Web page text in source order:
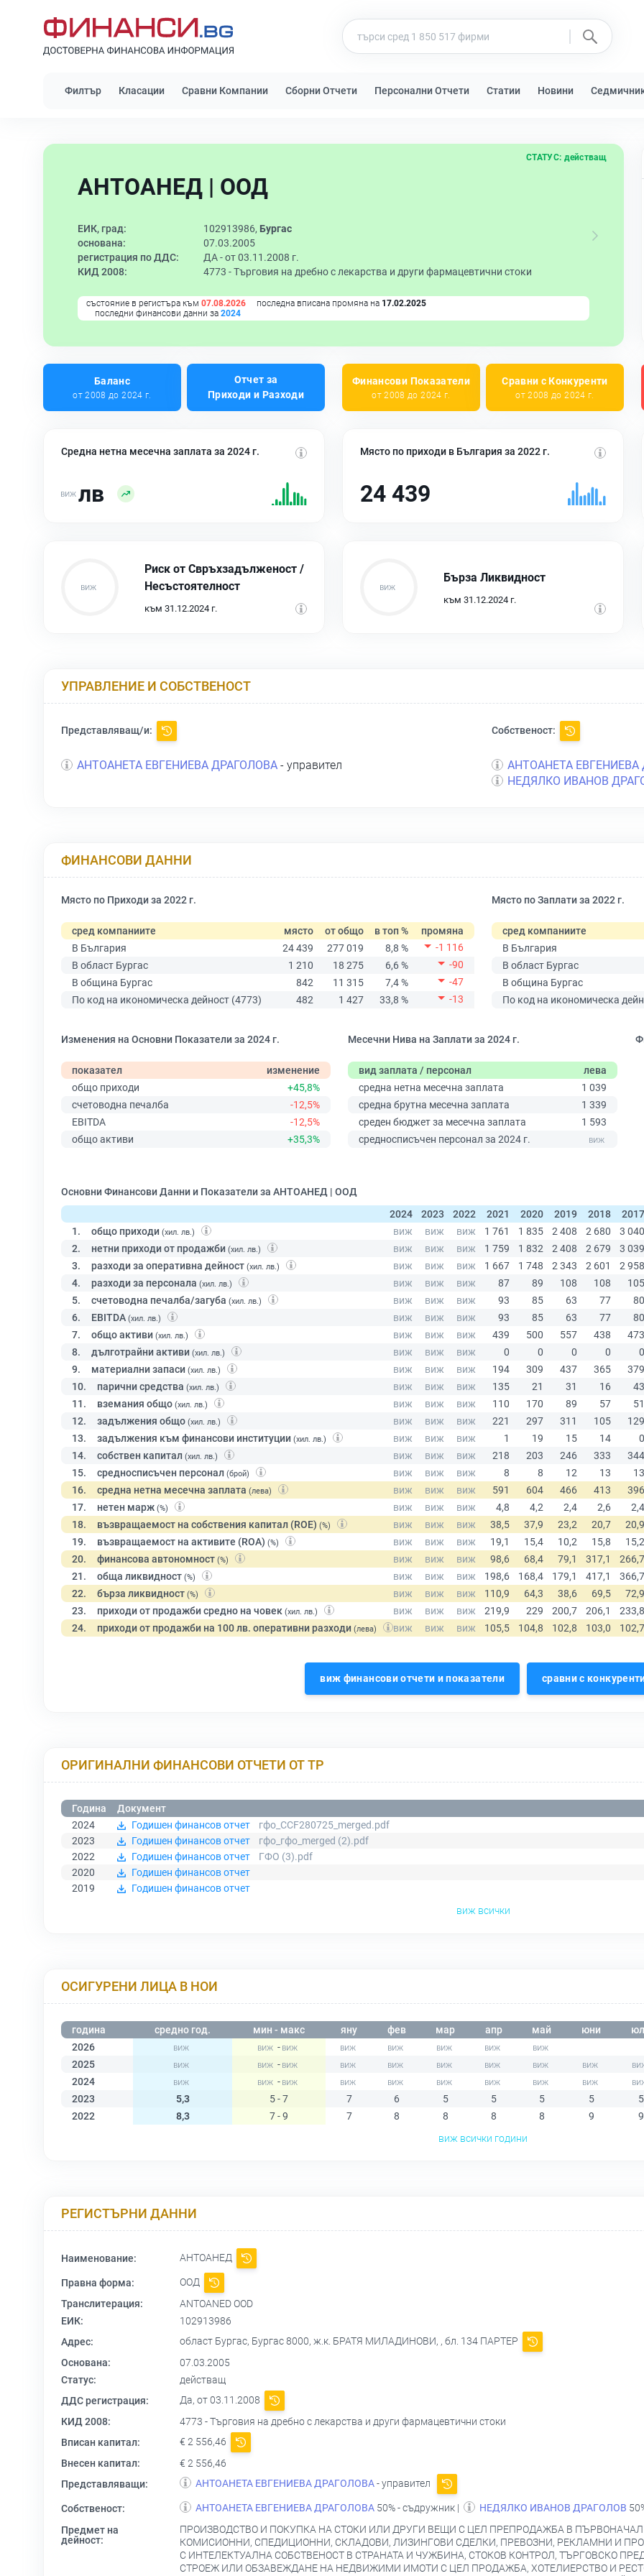
Филтър Класации Сравни Компании Сборни Отчети Персонални Отчети Статии Новини
АНТОАНЕД | ООД
СТАТУС: действащ
ЕИК, град: 102913986, Бургас
основана:
07.03.2005
регистрация по ДДС:
ДА - от 03.11.2008 г.
КИД 2008:
4773 -Търговия на дребно с лекарства и други фармацевтични стоки
състояние в регистъра към 07.08.2026 последна вписана промяна на 17.02.2025
последни финансови данни за 2024
Баланс
от 2008 до 2024 г.
Отчет за
Приходи и Разходи
Финансови Показатели
от 2008 до 2024 г.
Сравни с Конкуренти
от 2008 до 2024 г.
Средна нетна месечна заплата за 2024 г.
лв
Място по приходи в България за 2022 г.
24 439
Риск от Свръхзадълженост /
Несъстоятелност
към 31.12.2024 г.
Бърза Ликвидност
към 31.12.2024 г.
УПРАВЛЕНИЕ И СОБСТВЕНОСТ
Представляващ/и:
АНТОАНЕТА ЕВГЕНИЕВА ДРАГОЛОВА - управител
Собственост:
АНТОАНЕТА ЕВГЕНИЕВА
НЕДЯЛКО ИВАНОВ
ФИНАНСОВИ ДАННИ
Място по Приходи за 2022 г.
сред компаниите място от общо в топ %
промяна
В България
24 439 277 019 8,8 %
-1 116
В област Бургас
1 210 18 275 6,6 %
-90
В община Бургас
842 11 315 7,4 %
-47
По код на икономическа дейност (4773)
482 1 427 33,8 % -13
Място по Заплати за 2022 г.
сред компаниите
В България
В област Бургас
В община Бургас
По код на икономическа
Изменения на Основни Показатели за 2024 г.
показател
изменение
общо приходи
+45,8%
счетоводна печалба
-12,5%
EBITDA
-12,5%
общо активи
+35,3%
Месечни Нива на Заплати за 2024 г.
вид заплата / персонал
лева
средна нетна месечна заплата
1 039
средна брутна месечна заплата
1 339
среден бюджет за месечна заплата
1 593
средносписъчен персонал за 2024 г.
Основни Финансови Данни и Показатели за АНТОАНЕД | ООД
2024
2023 2022 2021 2020 2019 2018
2017
1.
общо приходи (хил. лв.)
2. нетни приходи от продажби (хил. лв.)
3. разходи за оперативна дейност (хил. лв.)
4. разходи за персонала (хил. лв.)
5. счетоводна печалба/загуба (хил. лв.)
6. EBITDA (хил. лв.)
7. общо активи (хил. лв.)
8. дълготрайни активи (хил. лв.)
9. материални запаси (хил. лв.)
10. парични средства (хил. лв.)
11. вземания общо (хил. лв.)
12. задължения общо (хил. лв.)
13. задължения към финансови институции (хил. лв.)
14. собствен капитал (хил. лв.)
15. средносписъчен персонал (брой)
16. средна нетна месечна заплата (лева)
17. нетен марж (%)
18. възвращаемост на собствения капитал (ROE) (%)
19. възвращаемост на активите (ROA) (%)
20. финансова автономност (%)
21. обща ликвидност (%)
22. бърза ликвидност (%)
23. приходи от продажби средно на човек (хил. лв.)
24. приходи от продажби на 100 лв. оперативни разходи (лева)
виж финансови отчети и показатели сравни с
ОРИГИНАЛНИ ФИНАНСОВИ ОТЧЕТИ ОТ ТР
Година
Документ
2024
Годишен финансов отчет
гфо_CCF280725_merged.pdf
2023
Годишен финансов отчет
гфо_гфо_merged (2).pdf
2022
Годишен финансов отчет
ГФО (3).pdf
2020
Годишен финансов отчет
2019
Годишен финансов отчет
виж всички
ОСИГУРЕНИ ЛИЦА В НОИ
година средно год. мин - макс яну фев мар апр май юни
2026
-
2025
-
2024
-
2023
5,3 5 - 7 7 6 5 5 5 5
5
2022
8,3 7 - 9 7 8 8 8 8 9
9
виж всички години
РЕГИСТЪРНИ ДАННИ
Наименование: АНТОАНЕД
Правна форма:
ООД
Транслитерация:
ANTOANED OOD
ЕИК:
102913986
Адрес:
област Бургас, Бургас 8000, ж.к. БРАТЯ МИЛАДИНОВИ, , бл. 134 ПАРТЕР
Основана:
07.03.2005
Статус:
действащ
ДДС регистрация:
Да, от 03.11.2008
КИД 2008:
4773 - Търговия на дребно с лекарства и други фармацевтични стоки
Вписан капитал:
€ 2 556,46
Внесен капитал:
€ 2 556,46
Представляващи:
АНТОАНЕТА ЕВГЕНИЕВА ДРАГОЛОВА- управител
Собственост: АНТОАНЕТА ЕВГЕНИЕВА ДРАГОЛОВА 50% - съдружник | НЕДЯЛКО ИВАНОВ ДРАГОЛОВ
Предмет на
дейност:
ПРОИЗВОДСТВО И ПОКУПКА НА СТОКИ ИЛИ ДРУГИ ВЕЩИ С ЦЕЛ ПРЕПРОДАЖБА В
КОМИСИОННИ, СПЕДИЦИОННИ, СКЛАДОВИ, ЛИЗИНГОВИ СДЕЛКИ, ПРЕВОЗНИ, РЕКЛАМНИ И
С ИНТЕЛЕКТУАЛНА СОБСТВЕНОСТ В СТРАНАТА И ЧУЖБИНА, СТОКОВ КОНТРОЛ, ТЪРГОВСКО
СТРОЕЖ ИЛИ ОБЗАВЕЖДАНЕ НА НЕДВИЖИМИ ИМОТИ С ЦЕЛ ПРОДАЖБА, ХОТЕЛИЕРСТВО И